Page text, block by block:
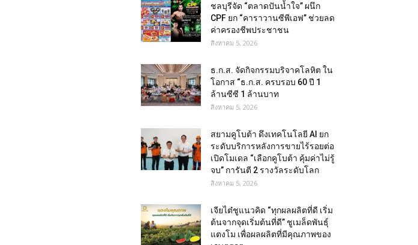
ชลบุรีจัด “ตลาดปันน้ำใจ” ผนึก
CPF ยก “คาราวานซีพีเอฟ” ช่วยลด
ค่าครองชีพประชาชน
สิงหาคม 5, 2026
ธ.ก.ส. จัดกิจกรรมบริจาคโลหิต ใน
โอกาส “ธ.ก.ส. ครบรอบ 60 ปี 1
ล้านซีซี 1 ล้านบาท
สิงหาคม 5, 2026
สยามคูโบต้า ดึงเทคโนโลยี AI ยก
ระดับบริการหลังการขายไร้รอยต่อ
เปิดโมเดล “เลือกคูโบต้า คุ้มค่าไม่รู้
จบ” การันตี 2 รางวัลระดับโลก
สิงหาคม 5, 2026
เจียไต๋ชูแนวคิด “ทุกผลผลิตที่ดี เริ่ม
ต้นจากจุดเริ่มต้นที่ดี” ชูเมล็ดพันธุ์
แตงโม เพื่อผลผลิตที่มีคุณภาพของ